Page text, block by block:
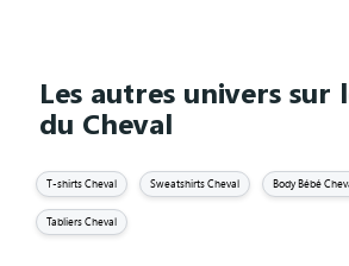
Les autres univers sur
du Cheval
T-shirts Cheval Sweatshirts Cheval Body Bébé
Tabliers Cheval